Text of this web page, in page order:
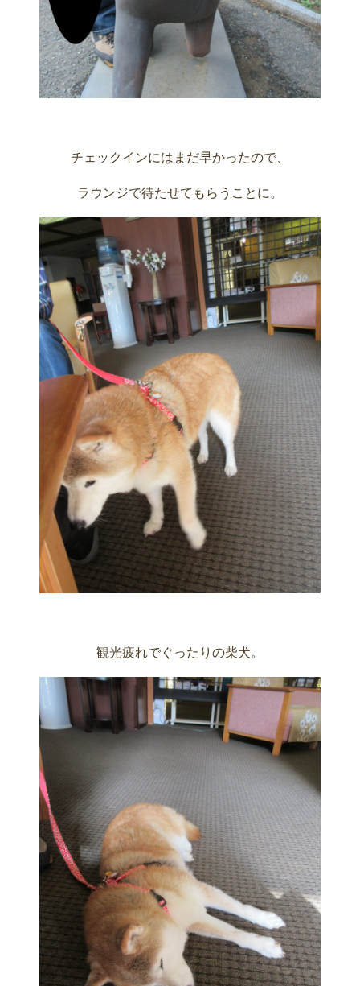
チェックインにはまだ早かったので、
ラウンジで待たせてもらうことに。
観光疲れでぐったりの柴犬。